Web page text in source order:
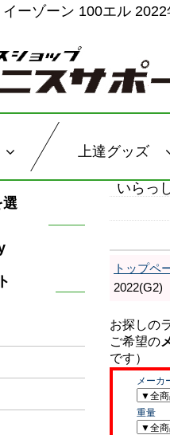
イーゾーン 100エル
上達グッズ
選
いらっ
トップペ
2022(G2)